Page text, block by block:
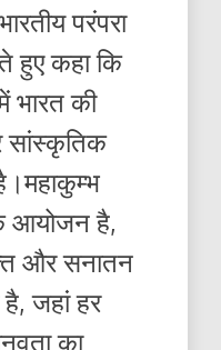
परंपरा
हुए कहा कि
भारत की
सांस्कृतिक
आयोजन है,
और सनातन
जहां हर
का